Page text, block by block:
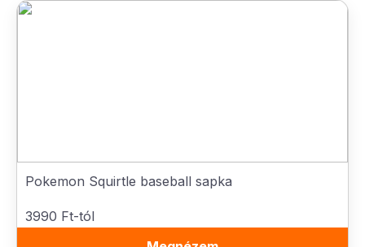
Pokemon Squirtle baseball sapka
3990 Ft-tól